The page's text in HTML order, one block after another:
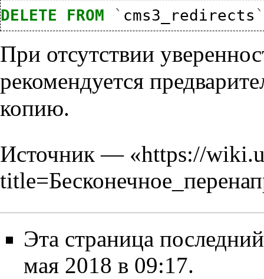
DELETE FROM ` cms3_redirects
При отсутствии
рекомендуется
копию.
Источник — «https://
Эта страница
мая 2018 в 09:17.